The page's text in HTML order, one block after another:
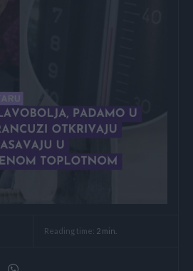
Reading time: 2 min.